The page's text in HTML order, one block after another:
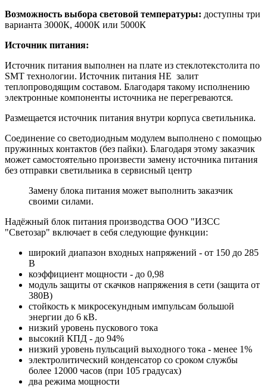
Возможность выбора световой температуры: доступны три
варианта 3000К, 4000К или 5000К
Источник питания:
Источник питания выполнен на плате из стеклотекстолита по
SMT технологии. Источник питания НЕ залит
теплопроводящим составом. Благодаря такому исполнению
электронные компоненты источника не перегреваются.
Размещается источник питания внутри корпуса светильника.
Соединение со светодиодным модулем выполнено с помощью
пружинных контактов (без пайки). Благодаря этому заказчик
может самостоятельно произвести замену источника питания
без отправки светильника в сервисный центр
Замену блока питания может выполнить заказчик
своими силами.
Надёжный блок питания производства ООО "ИЗСС
"Светозар" включает в себя следующие функции:
широкий диапазон входных напряжений - от 150 до 285
В
коэффициент мощности - до 0,98
модуль защиты от скачков напряжения в сети (защита от
380В)
стойкость к микросекундным импульсам большой
энергии до 6 кВ.
низкий уровень пускового тока
высокий КПД - до 94%
низкий уровень пульсаций выходного тока - менее 1%
электролитический конденсатор со сроком службы
более 12000 часов (при 105 градусах)
два режима мощности